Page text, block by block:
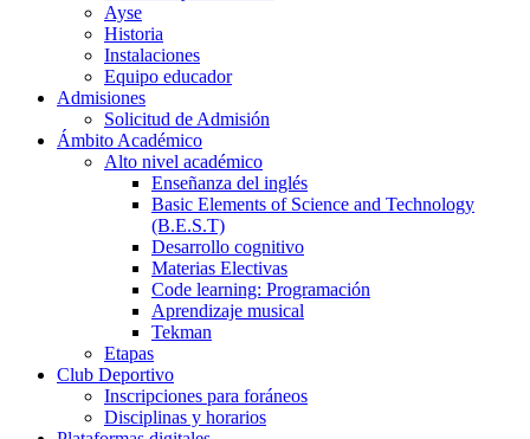
Ayse
Historia
Instalaciones
Equipo educador
Admisiones
Solicitud de Admisión
Ámbito Académico
Alto nivel académico
Enseñanza del inglés
Basic Elements of Science and Technology
(B.E.S.T)
Desarrollo cognitivo
Materias Electivas
Code learning: Programación
Aprendizaje musical
Tekman
Etapas
Club Deportivo
Inscripciones para foráneos
Disciplinas y horarios